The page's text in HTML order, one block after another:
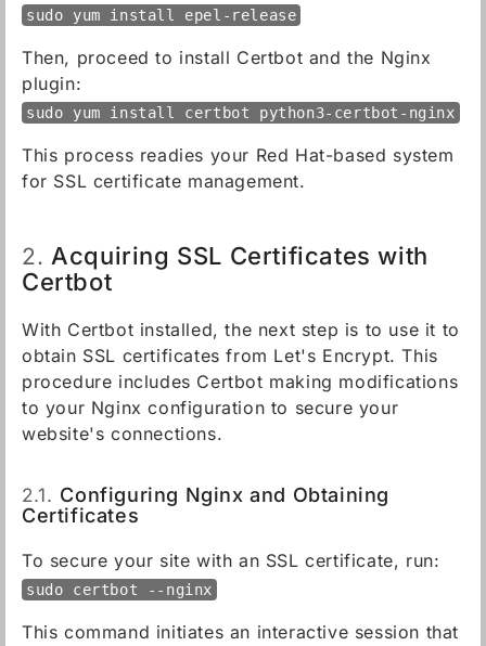
sudo yum install epel-release
Then, proceed to install Certbot and the Nginx
plugin:
sudo yum install certbot python3-certbot-nginx
This process readies your Red Hat-based system
for SSL certificate management.
2. Acquiring SSL Certificates with
Certbot
With Certbot installed, the next step is to use it to
obtain SSL certificates from Let's Encrypt. This
procedure includes Certbot making modifications
to your Nginx configuration to secure your
website's connections.
2.1. Configuring Nginx and Obtaining
Certificates
To secure your site with an SSL certificate, run:
sudo certbot --nginx
This command initiates an interactive session that